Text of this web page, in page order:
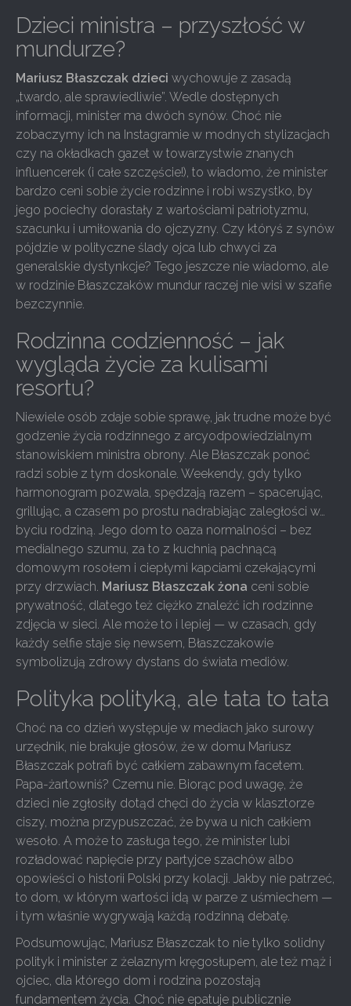
Dzieci ministra – przyszłość w
mundurze?
Mariusz Błaszczak dzieci wychowuje z zasadą
„twardo, ale sprawiedliwie”. Wedle dostępnych
informacji, minister ma dwóch synów. Choć nie
zobaczymy ich na Instagramie w modnych stylizacjach
czy na okładkach gazet w towarzystwie znanych
influencerek (i całe szczęście!), to wiadomo, że minister
bardzo ceni sobie życie rodzinne i robi wszystko, by
jego pociechy dorastały z wartościami patriotyzmu,
szacunku i umiłowania do ojczyzny. Czy któryś z synów
pójdzie w polityczne ślady ojca lub chwyci za
generalskie dystynkcje? Tego jeszcze nie wiadomo, ale
w rodzinie Błaszczaków mundur raczej nie wisi w szafie
bezczynnie.
Rodzinna codzienność – jak
wygląda życie za kulisami
resortu?
Niewiele osób zdaje sobie sprawę, jak trudne może być
godzenie życia rodzinnego z arcyodpowiedzialnym
stanowiskiem ministra obrony. Ale Błaszczak ponoć
radzi sobie z tym doskonale. Weekendy, gdy tylko
harmonogram pozwala, spędzają razem – spacerując,
grillując, a czasem po prostu nadrabiając zaległości w…
byciu rodziną. Jego dom to oaza normalności – bez
medialnego szumu, za to z kuchnią pachnącą
domowym rosołem i ciepłymi kapciami czekającymi
przy drzwiach. Mariusz Błaszczak żona ceni sobie
prywatność, dlatego też ciężko znaleźć ich rodzinne
zdjęcia w sieci. Ale może to i lepiej — w czasach, gdy
każdy selfie staje się newsem, Błaszczakowie
symbolizują zdrowy dystans do świata mediów.
Polityka polityką, ale tata to tata
Choć na co dzień występuje w mediach jako surowy
urzędnik, nie brakuje głosów, że w domu Mariusz
Błaszczak potrafi być całkiem zabawnym facetem.
Papa-żartowniś? Czemu nie. Biorąc pod uwagę, że
dzieci nie zgłosiły dotąd chęci do życia w klasztorze
ciszy, można przypuszczać, że bywa u nich całkiem
wesoło. A może to zasługa tego, że minister lubi
rozładować napięcie przy partyjce szachów albo
opowieści o historii Polski przy kolacji. Jakby nie patrzeć,
to dom, w którym wartości idą w parze z uśmiechem —
i tym właśnie wygrywają każdą rodzinną debatę.
Podsumowując, Mariusz Błaszczak to nie tylko solidny
polityk i minister z żelaznym kręgosłupem, ale też mąż i
ojciec, dla którego dom i rodzina pozostają
fundamentem życia. Choć nie epatuje publicznie